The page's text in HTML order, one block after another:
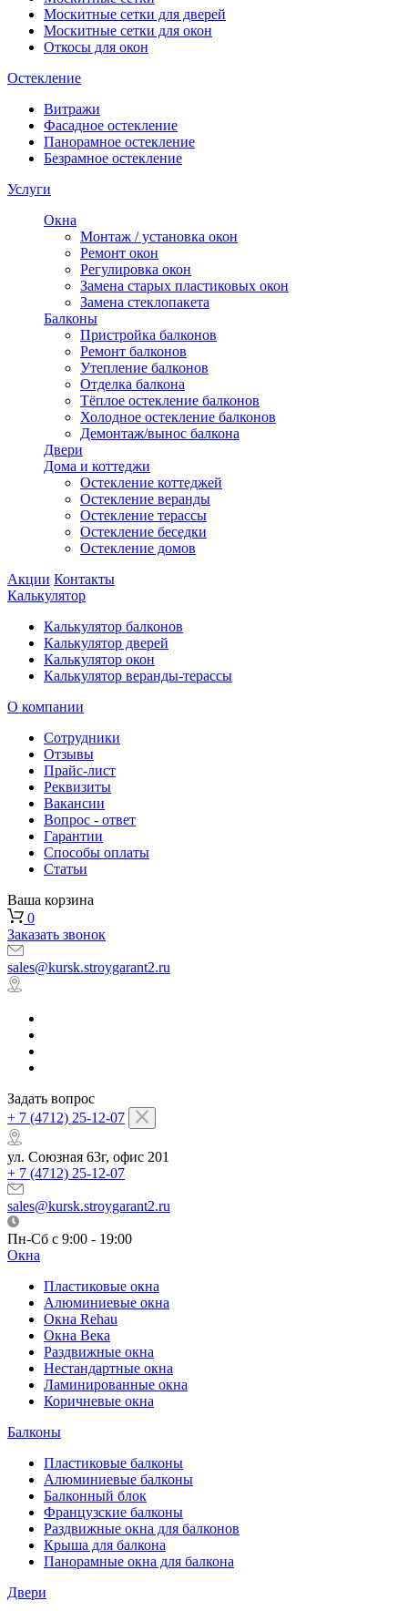
Москитные сетки для дверей
Москитные сетки для окон
Откосы для окон
Остекление
Витражи
Фасадное остекление
Панорамное остекление
Безрамное остекление
Услуги
Окна
Монтаж / установка окон
Ремонт окон
Регулировка окон
Замена старых пластиковых окон
Замена стеклопакета
Балконы
Пристройка балконов
Ремонт балконов
Утепление балконов
Отделка балкона
Тёплое остекление балконов
Холодное остекление балконов
Демонтаж/вынос балкона
Двери
Дома и коттеджи
Остекление коттеджей
Остекление веранды
Остекление терассы
Остекление беседки
Остекление домов
Акции Контакты
Калькулятор
Калькулятор балконов
Калькулятор дверей
Калькулятор окон
Калькулятор веранды-терассы
О компании
Сотрудники
Отзывы
Прайс-лист
Реквизиты
Вакансии
Вопрос - ответ
Гарантии
Способы оплаты
Статьи
Ваша корзина
0
Заказать звонок
sales@kursk.stroygarant2.ru
Задать вопрос
+ 7 (4712) 25-12-07
ул. Союзная 63г, офис 201
+ 7 (4712) 25-12-07
sales@kursk.stroygarant2.ru
Пн-Сб с 9:00 - 19:00
Окна
Пластиковые окна
Алюминиевые окна
Окна Rehau
Окна Века
Раздвижные окна
Нестандартные окна
Ламинированные окна
Коричневые окна
Балконы
Пластиковые балконы
Алюминиевые балконы
Балконный блок
Французские балконы
Раздвижные окна для балконов
Крыша для балкона
Панорамные окна для балкона
Двери